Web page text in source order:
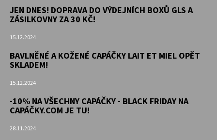
JEN DNES! DOPRAVA DO VÝDEJNÍCH BOXŮ GLS A
ZÁSILKOVNY ZA 30 KČ!
15.12.2024
BAVLNĚNÉ A KOŽENÉ CAPÁČKY LAIT ET MIEL OPĚT
SKLADEM!
15.12.2024
-10% NA VŠECHNY CAPÁČKY - BLACK FRIDAY NA
CAPÁČKY.COM JE TU!
28.11.2024